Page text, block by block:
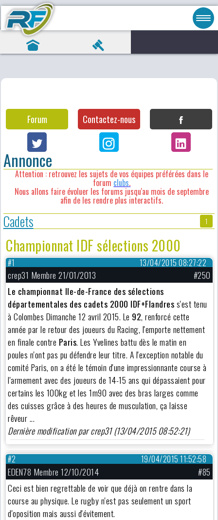
Forum Contactez-nous
Annonce
Attention : retrouvez les sujets de vos équipes préférées dans le
forum clubs.
Nous allons faire évoluer les forums jusqu'au mois de septembre
afin de les rendre plus interactifs.
Cadets 1
Championnat IDF sélections 2000
13/04/2015 08:27:22
#1
crep31 Membre 21/01/2013
#250
Le championnat Ile-de-France des sélections
départementales des cadets 2000 IDF+Flandress'est tenu
à Colombes Dimanche 12 avril 2015. Le 92, renforcé cette
année par le retour des joueurs du Racing, l'emporte nettement
en finale contre Paris. Les Yvelines battu dès le matin en
poules n'ont pas pu défendre leur titre. A l'exception notable du
comité Paris, on a été le témoin d'une impressionnante course à
l'armement avec des joueurs de 14-15 ans qui dépassaient pour
certains les 100kg et les 1m90 avec des bras larges comme
des cuisses grâce à des heures de musculation, ça laisse
rêveur ...
Dernière modification par crep31 (13/04/2015 08:52:21)
19/04/2015 11:52:58
#2
EDEN78 Membre 12/10/2014
#85
Ceci est bien regrettable de voir que déjà on rentre dans la
course au physique. Le rugby n'est pas seulement un sport
d'oposition mais aussi d'évitement.